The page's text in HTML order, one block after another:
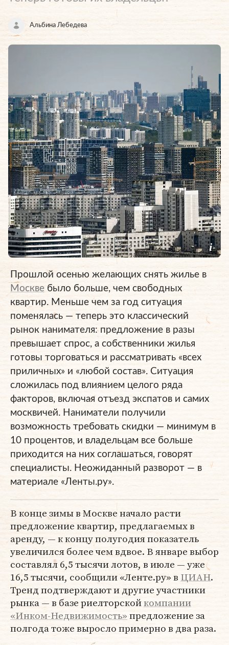
Альбина Лебедева
Прошлой осенью желающих снять жилье в
Москвебыло больше, чем свободных
квартир. Меньше чем за год ситуация
поменялась — теперь это классический
рынок нанимателя: предложение в разы
превышает спрос, а собственники жилья
готовы торговаться и рассматривать «всех
приличных» и «любой состав». Ситуация
сложилась под влиянием целого ряда
факторов, включая отъезд экспатов и самих
москвичей. Наниматели получили
возможность требовать скидки — минимум в
10 процентов, и владельцам все больше
приходится на них соглашаться, говорят
специалисты. Неожиданный разворот — в
материале «Ленты.ру».
В конце зимы в Москве начало расти
предложение квартир, предлагаемых в
аренду, — к концу полугодия показатель
увеличился более чем вдвое. В январе выбор
составлял 6,5 тысячи лотов, в июле — уже
16,5 тысячи, сообщили «Ленте.ру» в ЦИАН.
Тренд подтверждают и другие участники
рынка — в базе риелторскойкомпании
«Инком-Недвижимость»предложение за
полгода тоже выросло примерно в два раза.